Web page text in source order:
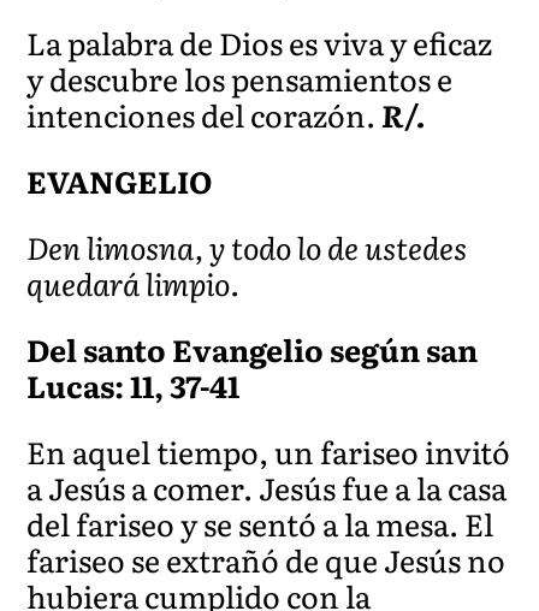
La palabra de Dios es viva y eficaz
y descubre los pensamientos e
intenciones del corazón.R/.
EVANGELIO
Den limosna, y todo lo de ustedes
quedará limpio.
Del santo Evangelio según san
Lucas: 11, 37-41
En aquel tiempo, un fariseo invitó
a Jesús a comer. Jesús fue a la casa
del fariseo y se sentó a la mesa. El
fariseo se extrañó de que Jesús no
hubiera cumplido con la